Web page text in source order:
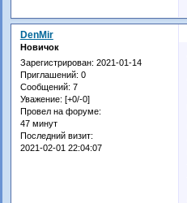
DenMir
Новичок
Зарегистрирован: 2021-01-14
Приглашений: 0
Сообщений: 7
Уважение: [+0/-0]
Провел на форуме:
47 минут
Последний визит:
2021-02-01 22:04:07